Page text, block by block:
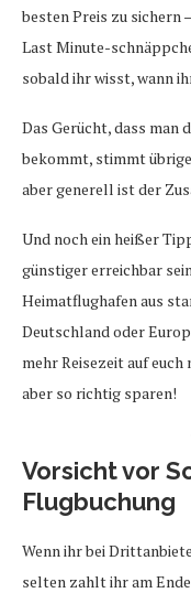
besten Preis zu sichern
Last Minute-
sobald ihr wisst, wann
Das Gerücht, dass man
bekommt, stimmt
aber generell ist der
Und noch ein heißer
günstiger erreichbar
Heimatflughafen aus
Deutschland oder
mehr Reisezeit auf
aber so richtig sparen!
Vorsicht vor
Flugbuchung
Wenn ihr bei
selten zahlt ihr am